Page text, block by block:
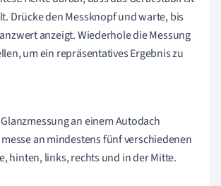
Drücke den Messknopf und warte, bis
anzeigt. Wiederhole die Messung
um ein repräsentatives Ergebnis zu
an einem Autodach
an mindestens fünf verschiedenen
hinten, links, rechts und in der Mitte.